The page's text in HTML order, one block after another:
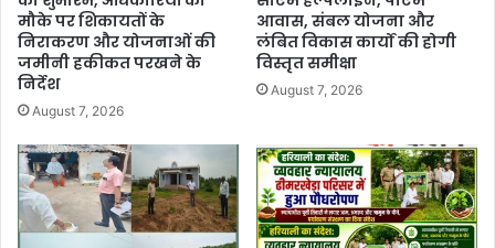
मौके पर शिकायतों के
निराकरण और योजनाओं की
जमीनी हकीकत परखने के
निर्देश
August 7, 2026
आवास, संबल योजना और
लंबित विकास कार्यों की होगी
विस्तृत समीक्षा
August 7, 2026